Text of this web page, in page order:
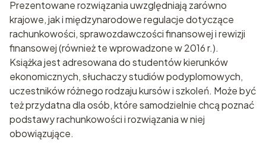
Prezentowane rozwiązania uwzględniają zarówno
krajowe, jak i międzynarodowe regulacje dotyczące
rachunkowości, sprawozdawczości finansowej i rewizji
finansowej (również te wprowadzone w 2016 r.).
Książka jest adresowana do studentów kierunków
ekonomicznych, słuchaczy studiów podyplomowych,
uczestników różnego rodzaju kursów i szkoleń. Może być
też przydatna dla osób, które samodzielnie chcą poznać
podstawy rachunkowości i rozwiązania w niej
obowiązujące.